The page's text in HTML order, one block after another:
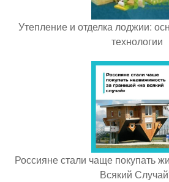
Утепление и отделка лоджии:
технологии
Россияне стали чаще покупать
Всякий